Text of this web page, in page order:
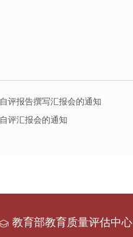
评报告撰写汇报会的通知
评汇报会的通知
教育部教育质量评估中心